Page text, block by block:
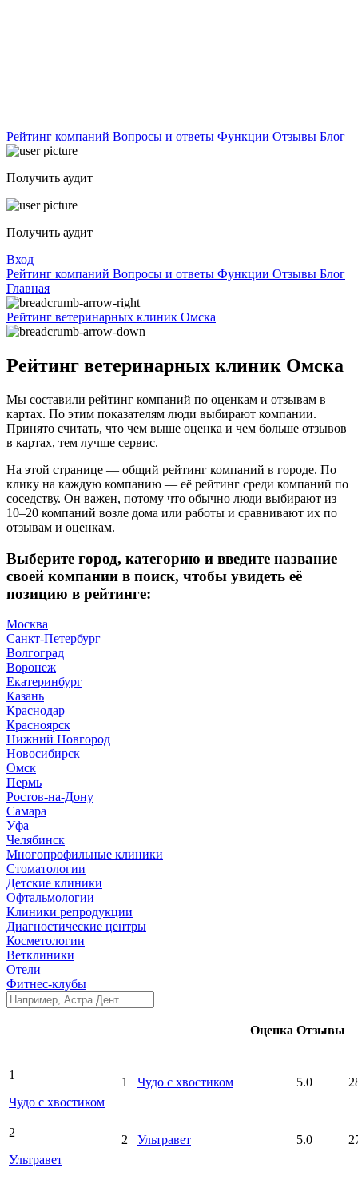
Рейтинг компаний Вопросы и ответы Функции Отзывы Блог
Получить аудит
Получить аудит
Вход
Рейтинг компаний Вопросы и ответы Функции Отзывы Блог
Главная
Рейтинг ветеринарных клиник Омска
Рейтинг ветеринарных клиник Омска
Мы составили рейтинг компаний по оценкам и отзывам в
картах. По этим показателям люди выбирают компании.
Принято считать, что чем выше оценка и чем больше отзывов
в картах, тем лучше сервис.
На этой странице — общий рейтинг компаний в городе. По
клику на каждую компанию — её рейтинг среди компаний по
соседству. Он важен, потому что обычно люди выбирают из
10–20 компаний возле дома или работы и сравнивают их по
отзывам и оценкам.
Выберите город, категорию и введите название
своей компании в поиск, чтобы увидеть её
позицию в рейтинге:
Москва
Санкт-Петербург
Волгоград
Воронеж
Екатеринбург
Казань
Краснодар
Красноярск
Нижний Новгород
Новосибирск
Омск
Пермь
Ростов-на-Дону
Самара
Уфа
Челябинск
Многопрофильные клиники
Стоматологии
Детские клиники
Офтальмологии
Клиники репродукции
Диагностические центры
Косметологии
Ветклиники
Отели
Фитнес-клубы
Оценка Отзывы
1
Чудо с хвостиком
1 Чудо с хвостиком 5.0
2
Ультравет
2 Ультравет 5.0